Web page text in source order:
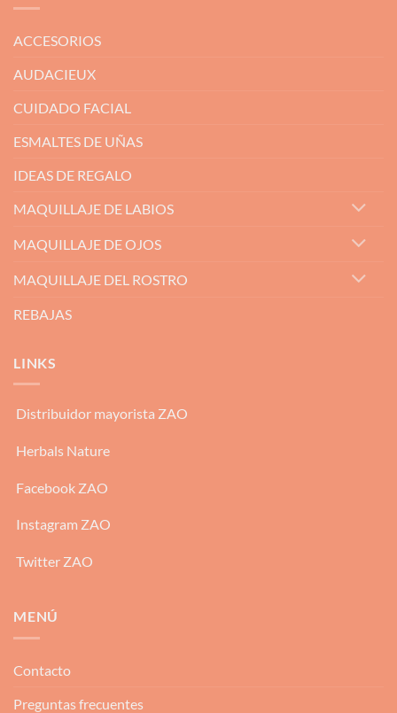
ACCESORIOS
AUDACIEUX
CUIDADO FACIAL
ESMALTES DE UÑAS
IDEAS DE REGALO
MAQUILLAJE DE LABIOS
MAQUILLAJE DE OJOS
MAQUILLAJE DEL ROSTRO
REBAJAS
LINKS
Distribuidor mayorista ZAO
Herbals Nature
Facebook ZAO
Instagram ZAO
Twitter ZAO
MENÚ
Contacto
Preguntas frecuentes